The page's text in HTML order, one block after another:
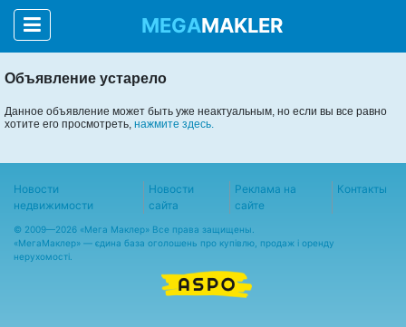
MEGAMAKLER
Объявление устарело
Данное объявление может быть уже неактуальным, но если вы все равно
хотите его просмотреть, нажмите здесь.
Новости
недвижимости
Новости
сайта
Реклама на
сайте
Контакты
© 2009—2026 «Мега Маклер» Все права защищены.
«МегаМаклер» — єдина база оголошень про купівлю, продаж і оренду
нерухомості.